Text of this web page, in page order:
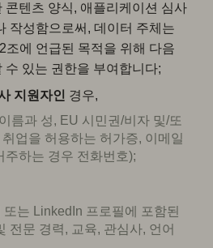
콘텐츠 양식, 애플리케이션 심사
작성함으로써, 데이터 주체는
조에 언급된 목적을 위해 다음
수 있는 권한을 부여합니다;
지원자인 경우,
름과 성, EU 시민권/비자 및/또
업을 허용하는 허가증, 이메일
주하는 경우 전화번호);
는 LinkedIn 프로필에 포함된
전문 경력, 교육, 관심사, 언어